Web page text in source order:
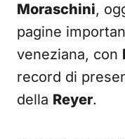
Moraschini,
pagine
veneziana, con
record di
della Reyer.